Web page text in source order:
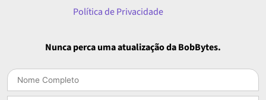
Política de Privacidade
Nunca perca uma atualização da BobBytes.